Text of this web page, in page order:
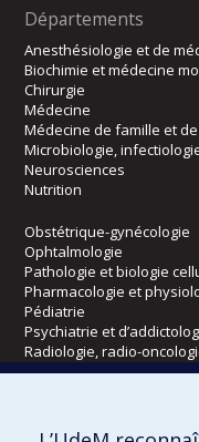
Départements
Anesthésiologie et de
Biochimie et médecine
Chirurgie
Médecine
Médecine de famille et
Microbiologie,
Neurosciences
Nutrition
Obstétrique-gynécologie
Ophtalmologie
Pathologie et biologie
Pharmacologie et
Pédiatrie
Psychiatrie et
Radiologie, radio-